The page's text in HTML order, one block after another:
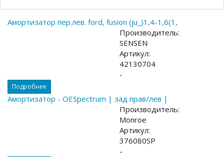
Амортизатор пер.лев. ford, fusion (ju_)1,4-1,6(1,
Производитель:
SENSEN
Артикул:
42130704
-
Подробнее
Амортизатор - OESpectrum | зад прав/лев |
Производитель:
Monroe
Артикул:
376080SP
-